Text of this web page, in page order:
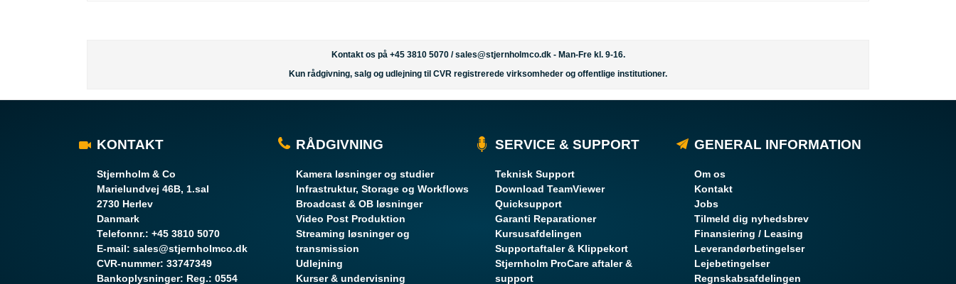
Kontakt os på +45 3810 5070 /sales@stjernholmco.dk- Man-Fre kl. 9-16.
Kun rådgivning, salg og udlejning til CVR registrerede virksomheder og offentlige institutioner.
KONTAKT
Stjernholm & Co
Marielundvej 46B, 1.sal
2730 Herlev
Danmark
Telefonnr.: +45 3810 5070
E-mail: sales@stjernholmco.dk
CVR-nummer: 33747349
Bankoplysninger: Reg.: 0554
RÅDGIVNING
Kamera løsninger og studier
Infrastruktur, Storage og Workflows
Broadcast & OB løsninger
Video Post Produktion
Streaming løsninger og
transmission
Udlejning
Kurser & undervisning
SERVICE & SUPPORT
Teknisk Support
Download TeamViewer
Quicksupport
Garanti Reparationer
Kursusafdelingen
Supportaftaler & Klippekort
Stjernholm ProCare aftaler &
support
GENERAL INFORMATION
Om os
Kontakt
Jobs
Tilmeld dig nyhedsbrev
Finansiering / Leasing
Leverandørbetingelser
Lejebetingelser
Regnskabsafdelingen